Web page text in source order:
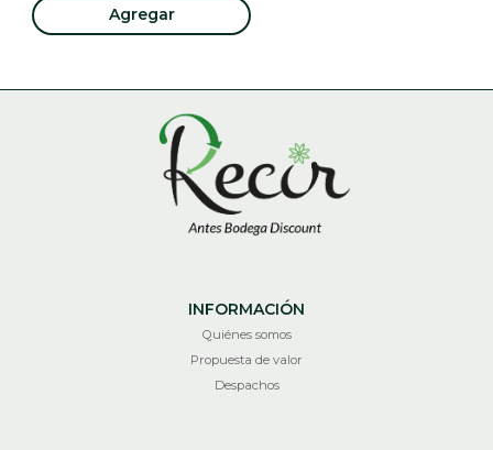
Agregar
INFORMACIÓN
Quiénes somos
Propuesta de valor
Despachos